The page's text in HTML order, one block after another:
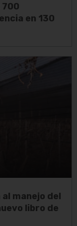
700
en 130
manejo del
libro de